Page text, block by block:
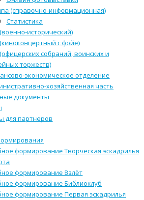
(справочно-информационная)
Статистика
исторический)
с фойе)
собраний, воинских и
торжеств)
экономическое отделение
хозяйственная часть
документы
для партнеров
формирование Творческая эскадрилья
формирование Взлёт
формирование Библиоклуб
формирование Первая эскадрилья